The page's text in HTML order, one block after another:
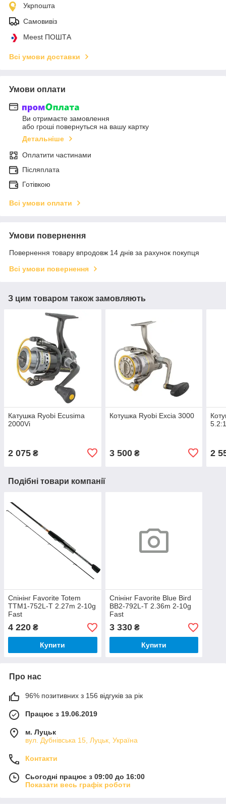
Укрпошта
Самовивіз
Meest ПОШТА
Всі умови доставки
Умови оплати
Ви отримаєте замовлення
або гроші повернуться на вашу картку
Детальніше
Оплатити частинами
Післяплата
Готівкою
Всі умови оплати
Умови повернення
Повернення товару впродовж 14 днів за рахунок покупця
Всі умови повернення
З цим товаром також замовляють
Катушка Ryobi Ecusima
2000Vi
2 075 ₴
Котушка Ryobi Excia 3000
3 500₴ 2
Подібні товари компанії
Спінінг Favorite Totem
TTM1-752L-T 2.27m 2-10g
Fast
4 220 ₴
Купити
Спінінг Favorite Blue Bird
BB2-792L-T 2.36m 2-10g
Fast
3 330₴
Купити
Про нас
96% позитивних з 156 відгуків за рік
Працює з 19.06.2019
м. Луцьк
вул. Дубнівська 15, Луцьк, Україна
Контакти
Сьогодні працює з 09:00 до 16:00
Показати весь графік роботи